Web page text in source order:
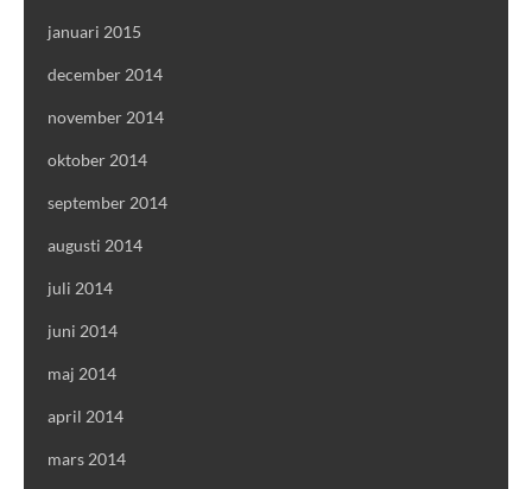
januari 2015
december 2014
november 2014
oktober 2014
september 2014
augusti 2014
juli 2014
juni 2014
maj 2014
april 2014
mars 2014